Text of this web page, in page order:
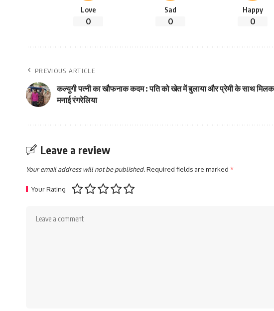
Love
0
Sad
0
Happy
0
PREVIOUS ARTICLE
कल्युगी पत्नी का खौफनाक कदम : पति को खेत में बुलाया और प्रेमी के साथ
मनाई रंगरेलिया
Leave a review
Your email address will not be published.Required fields are marked *
Your Rating